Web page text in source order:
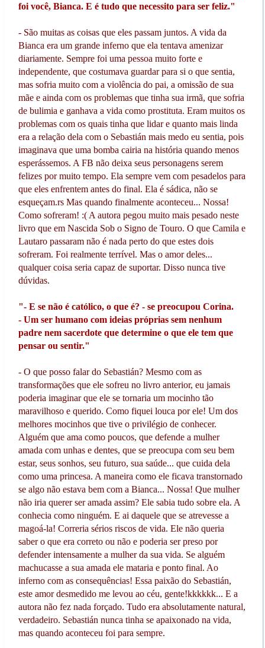
foi você, Bianca. E é tudo que necessito para ser feliz."
- São muitas as coisas que eles passam juntos. A vida da
Bianca era um grande inferno que ela tentava amenizar
diariamente. Sempre foi uma pessoa muito forte e
independente, que costumava guardar para si o que sentia,
mas sofria muito com a violência do pai, a omissão de sua
mãe e ainda com os problemas que tinha sua irmã, que sofria
de bulimia e ganhava a vida como prostituta. Eram muitos os
problemas com os quais tinha que lidar e quanto mais linda
era a relação dela com o Sebastián mais medo eu sentia, pois
imaginava que uma bomba cairia na história quando menos
esperássemos. A FB não deixa seus personagens serem
felizes por muito tempo. Ela sempre vem com pesadelos para
que eles enfrentem antes do final. Ela é sádica, não se
esqueçam.rs Mas quando finalmente aconteceu... Nossa!
Como sofreram! :( A autora pegou muito mais pesado neste
livro que em Nascida Sob o Signo de Touro. O que Camila e
Lautaro passaram não é nada perto do que estes dois
sofreram. Foi realmente terrível. Mas o amor deles...
qualquer coisa seria capaz de suportar. Disso nunca tive
dúvidas.
"- E se não é católico, o que é? - se preocupou Corina.
- Um ser humano com ideias próprias sem nenhum
padre nem sacerdote que determine o que ele tem que
pensar ou sentir."
- O que posso falar do Sebastián? Mesmo com as
transformações que ele sofreu no livro anterior, eu jamais
poderia imaginar que ele se tornaria um mocinho tão
maravilhoso e querido. Como fiquei louca por ele! Um dos
melhores mocinhos que tive o privilégio de conhecer.
Alguém que ama como poucos, que defende a mulher
amada com unhas e dentes, que se preocupa com seu bem
estar, seus sonhos, seu futuro, sua saúde... que cuida dela
como uma princesa. A maneira como ele ficava transtornado
se algo não estava bem com a Bianca... Nossa! Que mulher
não iria querer ser amada assim? Ele sabia tudo sobre ela. A
conhecia como ninguém. E ai daquele que se atrevesse a
magoá-la! Correria sérios riscos de vida. Ele não queria
saber o que era correto ou não e poderia ser preso por
defender intensamente a mulher da sua vida. Se alguém
machucasse a sua amada ele mataria e ponto final. Ao
inferno com as consequências! Essa paixão do Sebastián,
este amor desmedido me levou ao céu, gente!kkkkkk... E a
autora não fez nada forçado. Tudo era absolutamente natural,
verdadeiro. Sebastián nunca tinha se apaixonado na vida,
mas quando aconteceu foi para sempre.